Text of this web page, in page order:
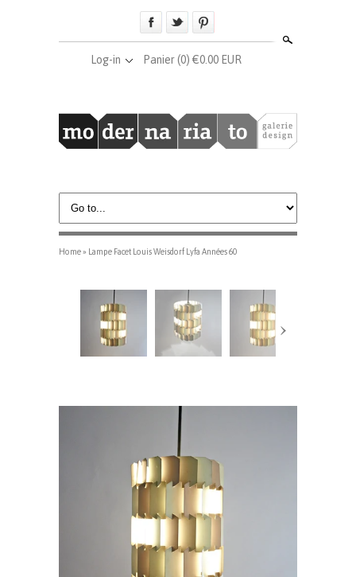
Log-in Panier(0) €0.00 EUR
Home» Lampe Facet Louis Weisdorf Lyfa Années 60
›